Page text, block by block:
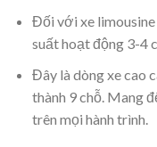
Đối với xe limousine
suất hoạt động 3-4
Đây là dòng xe cao
thành 9 chỗ. Mang
trên mọi hành trình.